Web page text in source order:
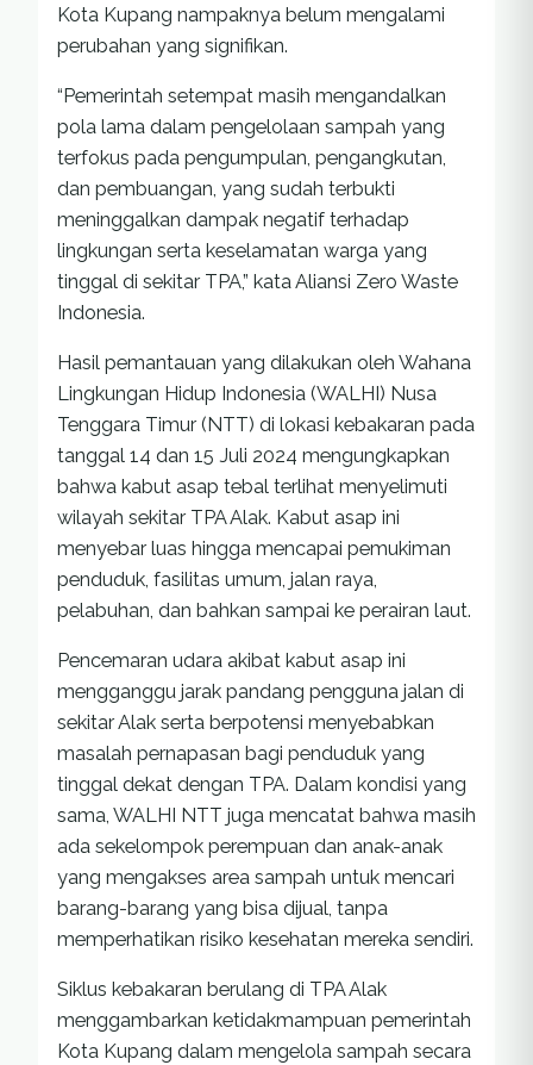
Kota Kupang nampaknya belum mengalami
perubahan yang signifikan.
“Pemerintah setempat masih mengandalkan
pola lama dalam pengelolaan sampah yang
terfokus pada pengumpulan, pengangkutan,
dan pembuangan, yang sudah terbukti
meninggalkan dampak negatif terhadap
lingkungan serta keselamatan warga yang
tinggal di sekitar TPA,” kata Aliansi Zero Waste
Indonesia.
Hasil pemantauan yang dilakukan oleh Wahana
Lingkungan Hidup Indonesia (WALHI) Nusa
Tenggara Timur (NTT) di lokasi kebakaran pada
tanggal 14 dan 15 Juli 2024 mengungkapkan
bahwa kabut asap tebal terlihat menyelimuti
wilayah sekitar TPA Alak. Kabut asap ini
menyebar luas hingga mencapai pemukiman
penduduk, fasilitas umum, jalan raya,
pelabuhan, dan bahkan sampai ke perairan laut.
Pencemaran udara akibat kabut asap ini
mengganggu jarak pandang pengguna jalan di
sekitar Alak serta berpotensi menyebabkan
masalah pernapasan bagi penduduk yang
tinggal dekat dengan TPA. Dalam kondisi yang
sama, WALHI NTT juga mencatat bahwa masih
ada sekelompok perempuan dan anak-anak
yang mengakses area sampah untuk mencari
barang-barang yang bisa dijual, tanpa
memperhatikan risiko kesehatan mereka sendiri.
Siklus kebakaran berulang di TPA Alak
menggambarkan ketidakmampuan pemerintah
Kota Kupang dalam mengelola sampah secara